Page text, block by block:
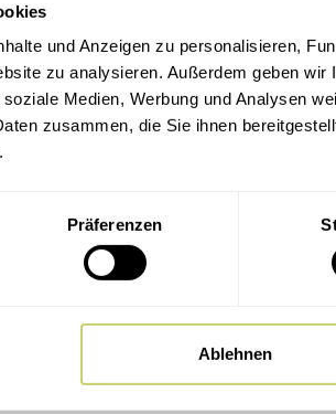
und Anzeigen zu personalisieren,
zu analysieren. Außerdem geben
Medien, Werbung und Analysen
zusammen, die Sie ihnen
Präferenzen
Ablehnen